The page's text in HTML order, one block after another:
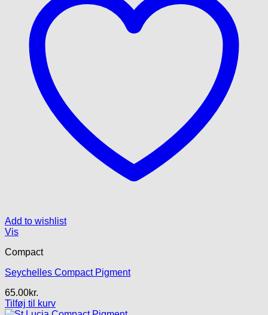
Add to wishlist
Vis
Compact
Seychelles Compact Pigment
65.00kr.
Tilføj til kurv